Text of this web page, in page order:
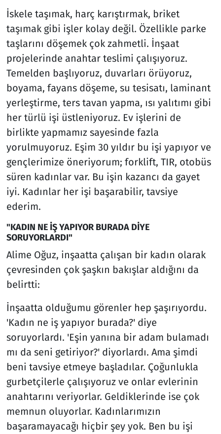
İskele taşımak, harç karıştırmak, briket
taşımak gibi işler kolay değil. Özellikle parke
taşlarını döşemek çok zahmetli. İnşaat
projelerinde anahtar teslimi çalışıyoruz.
Temelden başlıyoruz, duvarları örüyoruz,
boyama, fayans döşeme, su tesisatı, laminant
yerleştirme, ters tavan yapma, ısı yalıtımı gibi
her türlü işi üstleniyoruz. Ev işlerini de
birlikte yapmamız sayesinde fazla
yorulmuyoruz. Eşim 30 yıldır bu işi yapıyor ve
gençlerimize öneriyorum; forklift, TIR, otobüs
süren kadınlar var. Bu işin kazancı da gayet
iyi. Kadınlar her işi başarabilir, tavsiye
ederim.
"KADIN NE İŞ YAPIYOR BURADA DİYE
SORUYORLARDI"
Alime Oğuz, inşaatta çalışan bir kadın olarak
çevresinden çok şaşkın bakışlar aldığını da
belirtti:
İnşaatta olduğumu görenler hep şaşırıyordu.
'Kadın ne iş yapıyor burada?' diye
soruyorlardı. 'Eşin yanına bir adam bulamadı
mı da seni getiriyor?' diyorlardı. Ama şimdi
beni tavsiye etmeye başladılar. Çoğunlukla
gurbetçilerle çalışıyoruz ve onlar evlerinin
anahtarını veriyorlar. Geldiklerinde ise çok
memnun oluyorlar. Kadınlarımızın
başaramayacağı hiçbir şey yok. Ben bu işi